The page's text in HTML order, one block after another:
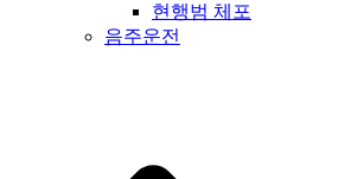
현행범 체포
음주운전